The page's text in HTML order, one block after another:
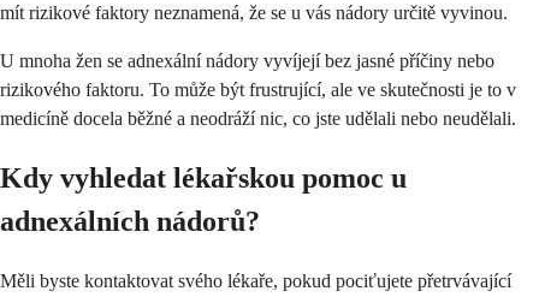
mít rizikové faktory neznamená, že se u vás nádory určitě vyvinou.
U mnoha žen se adnexální nádory vyvíjejí bez jasné příčiny nebo
rizikového faktoru. To může být frustrující, ale ve skutečnosti je to v
medicíně docela běžné a neodráží nic, co jste udělali nebo neudělali.
Kdy vyhledat lékařskou pomoc u
adnexálních nádorů?
Měli byste kontaktovat svého lékaře, pokud pociťujete přetrvávající